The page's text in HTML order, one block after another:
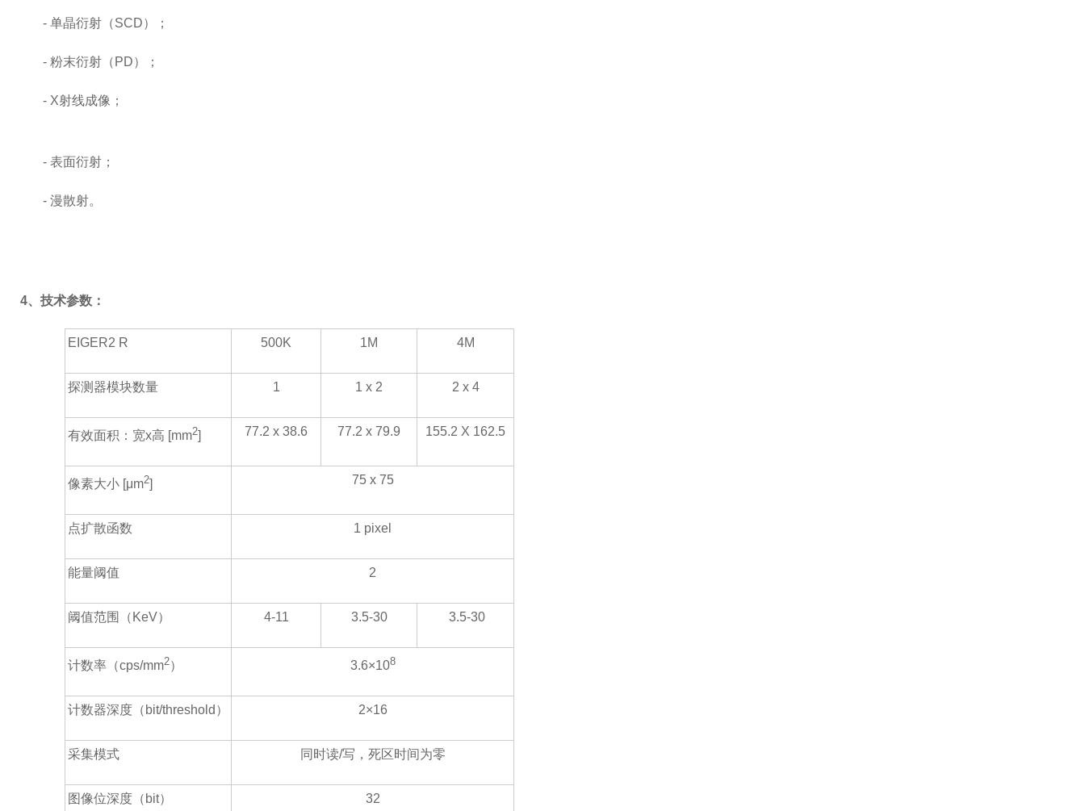
- 单晶衍射（SCD）；
- 粉末衍射（PD）；
- X射线成像；
- 表面衍射；
- 漫散射。
4、技术参数 ：
EIGER2 R 500K 1M 4M
探测器模块数量 1 1 x 2 2 x 4
有效面积：宽x高 [mm2] 77.2 x 38.6 77.2 x 79.9 155.2 X 162.5
像素大小 [μm2] 75 x 75
点扩散函数 1 pixel
能量阈值 2
阈值范围（ KeV） 4-11 3.5-30 3.5-30
计数率（cps/mm2） 3.6×108
计数器深度（ bit/threshold ） 2×16
采集模式 同时读/写，死区时间为零
图像位深度（ bit） 32